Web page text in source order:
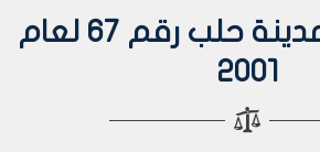
قرار مجلس مدينة حلب رقم 67 لعام
2001